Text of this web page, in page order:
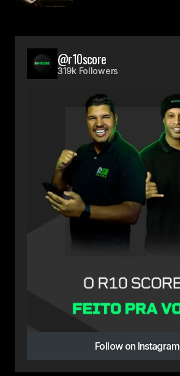
@r10score
319k Followers
Follow on Instagram